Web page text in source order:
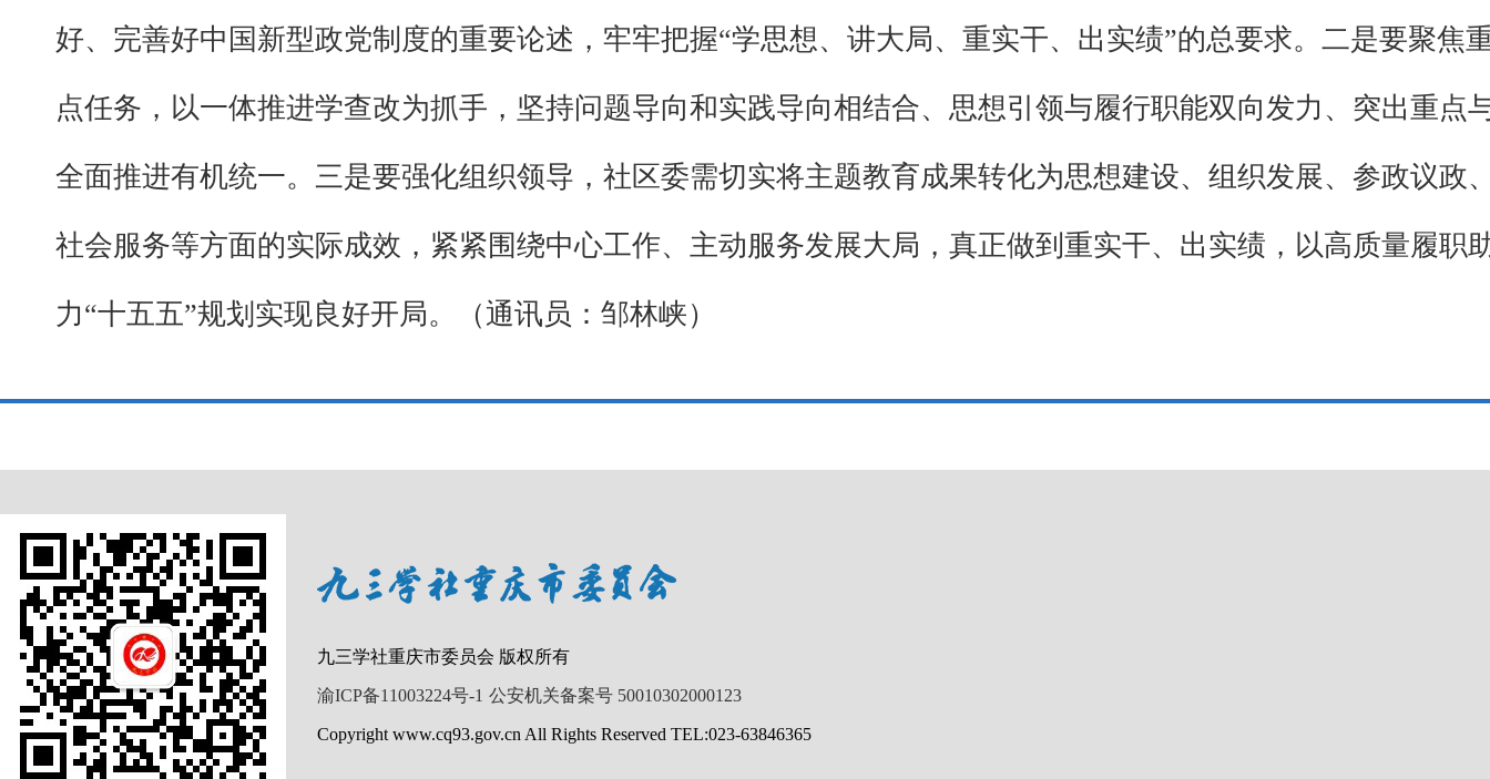
好、完善好中国新型政党制度的重要论述，牢牢把握“学思想、讲大局、重实干、出实绩”的总要求。二是要聚焦
点任务，以一体推进学查改为抓手，坚持问题导向和实践导向相结合、思想引领与履行职能双向发力、突出重点
全面推进有机统一。三是要强化组织领导，社区委需切实将主题教育成果转化为思想建设、组织发展、参政议政
社会服务等方面的实际成效，紧紧围绕中心工作、主动服务发展大局，真正做到重实干、出实绩，以高质量履职
力“十五五”规划实现良好开局。（通讯员：邹林峡）
九三学社重庆市委员会 版权所有
渝ICP备11003224号-1 公安机关备案号 50010302000123
Copyright www.cq93.gov.cn All Rights Reserved TEL:023-63846365